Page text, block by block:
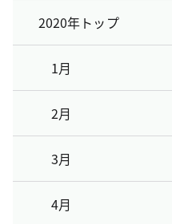
2020年トップ
1月
2月
3月
4月